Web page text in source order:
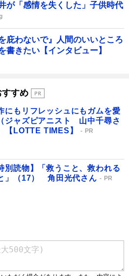
が「感情を失くした」子供時代
庇わないで』人間のいいところ
書きたい【インタビュー】
すすめ
にもリフレッシュにもガムを愛
ジャズピアニスト 山中千尋さ
【LOTTE TIMES】
PR
別読物】「救うこと、救われる
」（17） 角田光代さん
PR